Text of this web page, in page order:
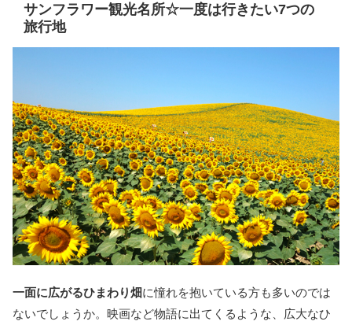
サンフラワー観光名所☆一度は行きたい7つの
旅行地
一面に広がるひまわり畑に憧れを抱いている方も多いのでは
ないでしょうか。映画など物語に出てくるような、広大なひ